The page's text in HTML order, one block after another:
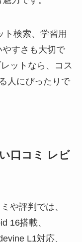
ト検索、学習用
すさも大切で
ットなら、コス
人にぴったりで
口コミ レビ
や評判では、
16搭載、
L1対応、